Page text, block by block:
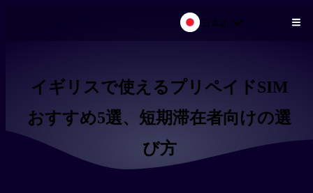
日本語
イギリスで使えるプリペイドSIM
おすすめ5選、短期滞在者向けの選
び方